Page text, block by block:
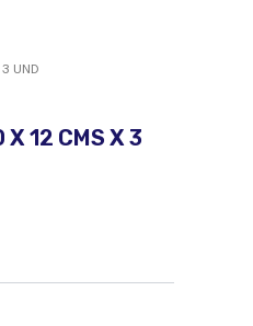
UND
X 12 CMS X 3